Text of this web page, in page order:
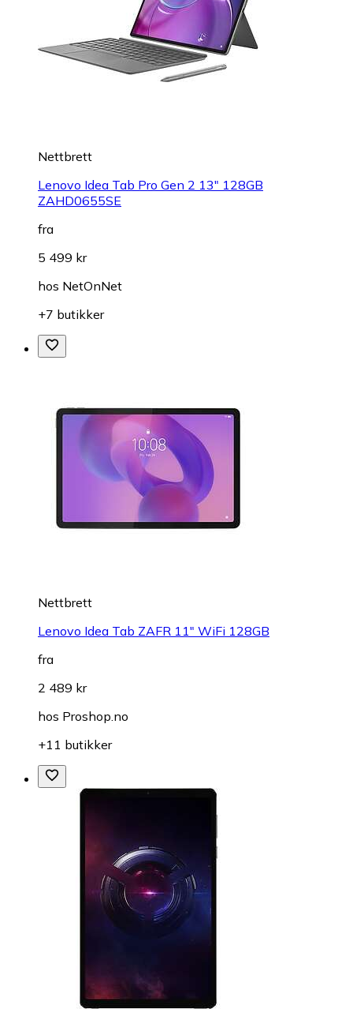
Nettbrett
Lenovo Idea Tab Pro Gen 2 13" 128GB
ZAHD0655SE
fra
5 499 kr
hos NetOnNet
+7 butikker
Nettbrett
Lenovo Idea Tab ZAFR 11" WiFi 128GB
fra
2 489 kr
hos Proshop.no
+11 butikker